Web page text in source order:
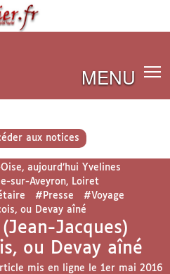
MENU
aux notices
aujourd’hui Yvelines
sur-Aveyron, Loiret
#Presse
#Voyage
ou Devay aîné
(Jean-Jacques)
ou Devay aîné
mis en ligne le 1er mai 2016